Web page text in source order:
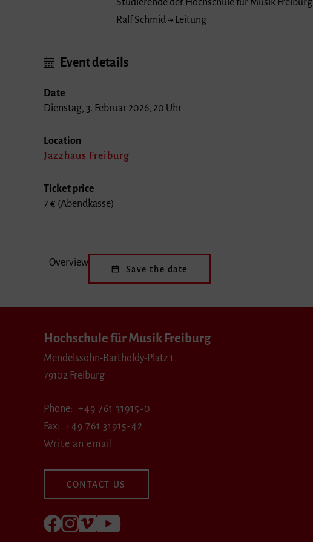
Ralf Schmid → Leitung
Event details
Date
Dienstag, 3. Februar 2026, 20 Uhr
Location
Jazzhaus Freiburg
Ticket price
7 € (Abendkasse)
Overview
Save the date
Hochschule für Musik Freiburg
Mendelssohn-Bartholdy-Platz 1
79102 Freiburg
Phone
+49 761 31915-0
Fax
+49 761 31915-42
Write an email
CONTACT US
Follow us on Facebook
Follow us on Instagram
Visit us at Vimeo
Visit us at youtube